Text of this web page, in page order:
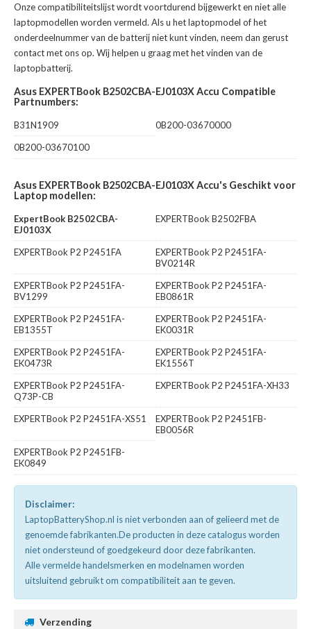
Onze compatibiliteitslijst wordt voortdurend bijgewerkt en niet alle
laptopmodellen worden vermeld. Als u het laptopmodel of het
onderdeelnummer van de batterij niet kunt vinden, neem dan gerust
contact met ons op. Wij helpen u graag met het vinden van de
laptopbatterij.
Asus EXPERTBook B2502CBA-EJ0103X Accu Compatible
Partnumbers:
B31N1909
0B200-03670000
0B200-03670100
Asus EXPERTBook B2502CBA-EJ0103X Accu's Geschikt voor
Laptop modellen:
ExpertBook B2502CBA-
EJ0103X
EXPERTBook B2502FBA
EXPERTBook P2 P2451FA
EXPERTBook P2 P2451FA-
BV0214R
EXPERTBook P2 P2451FA-
BV1299
EXPERTBook P2 P2451FA-
EB0861R
EXPERTBook P2 P2451FA-
EB1355T
EXPERTBook P2 P2451FA-
EK0031R
EXPERTBook P2 P2451FA-
EK0473R
EXPERTBook P2 P2451FA-
EK1556T
EXPERTBook P2 P2451FA-
Q73P-CB
EXPERTBook P2 P2451FA-XH33
EXPERTBook P2 P2451FA-XS51
EXPERTBook P2 P2451FB-
EB0056R
EXPERTBook P2 P2451FB-
EK0849
Disclaimer:
LaptopBatteryShop.nl is niet verbonden aan of gelieerd met de
genoemde fabrikanten.De producten in deze catalogus worden
niet ondersteund of goedgekeurd door deze fabrikanten.
Alle vermelde handelsmerken en modelnamen worden
uitsluitend gebruikt om compatibiliteit aan te geven.
Verzending